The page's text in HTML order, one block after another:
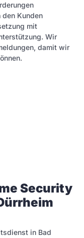
Kunden
mit
Wir
damit wir
Security
in Bad